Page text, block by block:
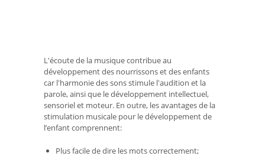
L'écoute de la musique contribue au
développement des nourrissons et des enfants
car l'harmonie des sons stimule l'audition et la
parole, ainsi que le développement intellectuel,
sensoriel et moteur. En outre, les avantages de la
stimulation musicale pour le développement de
l’enfant comprennent:
Plus facile de dire les mots correctement;